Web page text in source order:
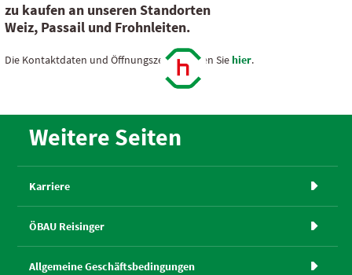
zu kaufen an unseren Standorten
Weiz, Passail und Frohnleiten.
Die Kontaktdaten und Öffnungszeiten finden Siehier.
Weitere Seiten
Karriere 
ÖBAU Reisinger 
Allgemeine Geschäftsbedingungen 